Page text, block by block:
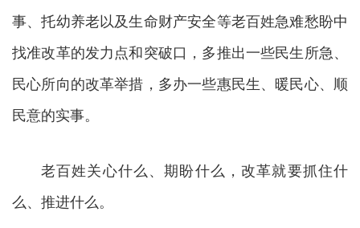
事、托幼养老以及生命财产安全等老百姓急难愁盼中
找准改革的发力点和突破口，多推出一些民生所急、
民心所向的改革举措，多办一些惠民生、暖民心、顺
民意的实事。
老百姓关心什么、期盼什么，改革就要抓住什
么、推进什么。